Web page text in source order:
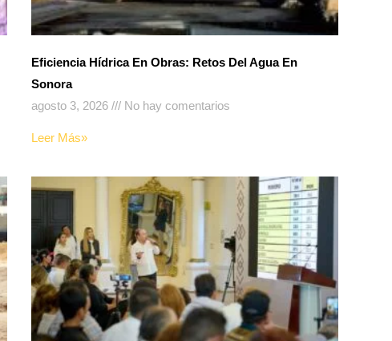
Eficiencia Hídrica En Obras: Retos Del Agua En
Sonora
agosto 3, 2026
No hay comentarios
Leer Más»